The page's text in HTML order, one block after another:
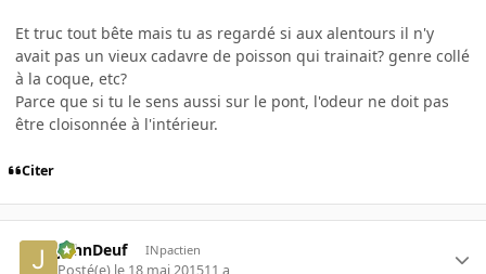
Et truc tout bête mais tu as regardé si aux alentours il n'y
avait pas un vieux cadavre de poisson qui trainait? genre collé
à la coque, etc?
Parce que si tu le sens aussi sur le pont, l'odeur ne doit pas
être cloisonnée à l'intérieur.
Citer
JohnDeuf INpactien
Posté(e) le 18 mai 201511 a